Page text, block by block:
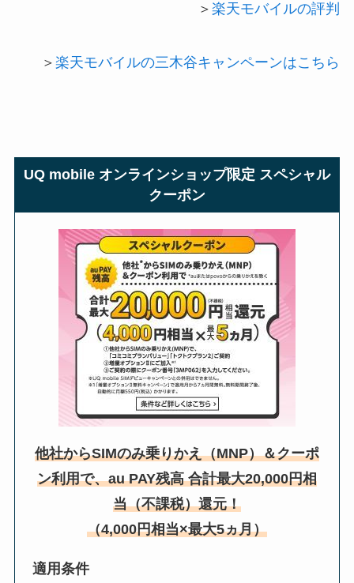
＞楽天モバイルの評判
＞楽天モバイルの三木谷キャンペーンはこちら
UQ mobile オンラインショップ限定 スペシャル
クーポン
他社からSIMのみ乗りかえ（MNP）＆クーポ
ン利用で、au PAY残高 合計最大20,000円相
当（不課税）還元！
（4,000円相当×最大5ヵ月）
適用条件